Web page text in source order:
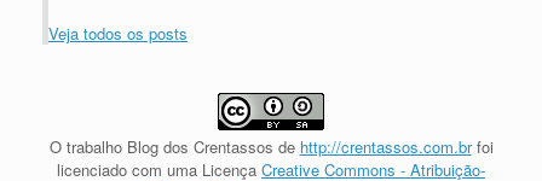
Veja todos os posts
O trabalho Blog dos Crentassos de http://crentassos.com.brfoi
licenciado com uma Licença Creative Commons - Atribuição-